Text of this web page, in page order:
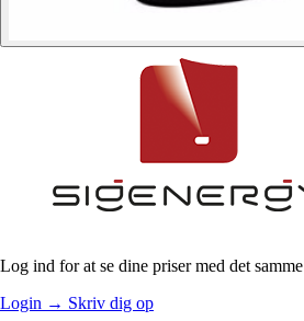
Log ind for at se dine priser med det samme
Login → Skriv dig op